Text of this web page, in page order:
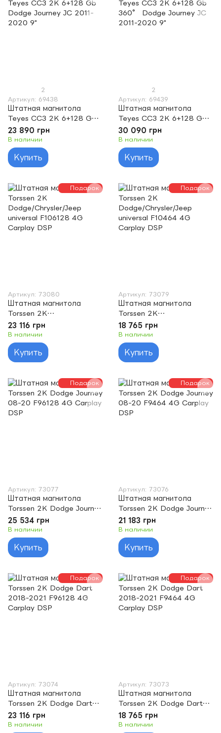
2
Артикул: 69438
Штатная магнитола
Teyes CC3 2K 6+128 Gb
Dodge Journey JC 2011-
2020 9"
23 890 грн
В наличии
Купить
2
Артикул: 69439
Штатная магнитола
Teyes CC3 2K 6+128 Gb
360° Dodge Journey JC
2011-2020 9"
30 090 грн
В наличии
Купить
Подарок
Артикул: 73080
Штатная магнитола
Torssen 2K
Dodge/Chrysler/Jeep
universal F106128 4G
Carplay DSP
23 116 грн
В наличии
Купить
Подарок
Артикул: 73079
Штатная магнитола
Torssen 2K
Dodge/Chrysler/Jeep
universal F10464 4G
Carplay DSP
18 765 грн
В наличии
Купить
Подарок
Артикул: 73077
Штатная магнитола
Torssen 2K Dodge Journey
08-20 F96128 4G Carplay
DSP
25 534 грн
В наличии
Купить
Подарок
Артикул: 73076
Штатная магнитола
Torssen 2K Dodge Journey
08-20 F9464 4G Carplay
DSP
21 183 грн
В наличии
Купить
Подарок
Артикул: 73074
Штатная магнитола
Torssen 2K Dodge Dart
2018-2021 F96128 4G
Carplay DSP
23 116 грн
В наличии
Подарок
Артикул: 73073
Штатная магнитола
Torssen 2K Dodge Dart
2018-2021 F9464 4G
Carplay DSP
18 765 грн
В наличии